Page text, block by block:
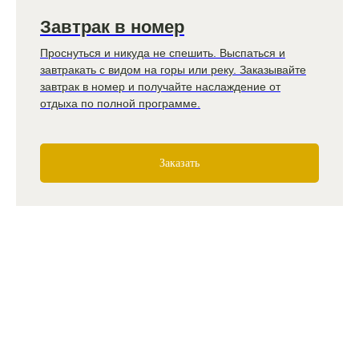
Завтрак в номер
Проснуться и никуда не спешить. Выспаться и
завтракать с видом на горы или реку. Заказывайте
завтрак в номер и получайте наслаждение от
отдыха по полной программе.
Заказать